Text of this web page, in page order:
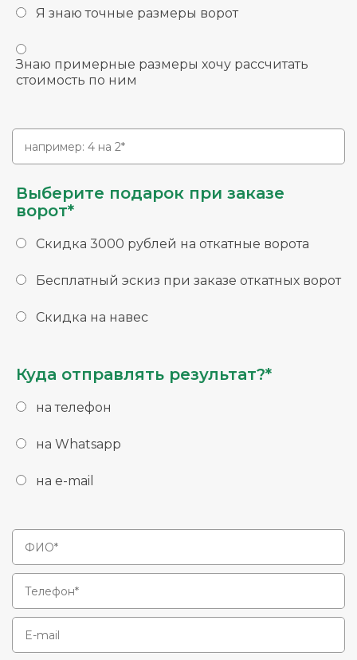
Я знаю точные размеры ворот
Знаю примерные размеры хочу рассчитать
стоимость по ним
Выберите подарок при заказе
ворот*
Скидка 3000 рублей на откатные ворота
Бесплатный эскиз при заказе откатных ворот
Скидка на навес
Куда отправлять результат?*
на телефон
на Whatsapp
на e-mail